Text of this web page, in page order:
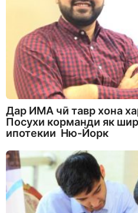
Дар ИМА чӣ тавр хона
Посухи корманди як
ипотекии Ню-Йорк